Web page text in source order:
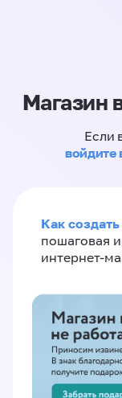
Магазин
Если
войдите
Как
пошаговая
интернет-